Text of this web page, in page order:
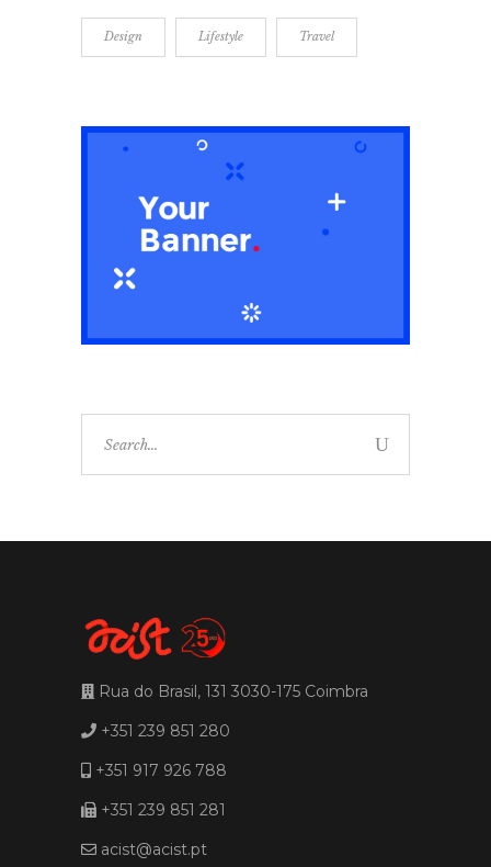
Design Lifestyle Travel
for:
Rua do Brasil, 131 3030-175 Coimbra
+351 239 851 280
+351 917 926 788
+351 239 851 281
acist@acist.pt